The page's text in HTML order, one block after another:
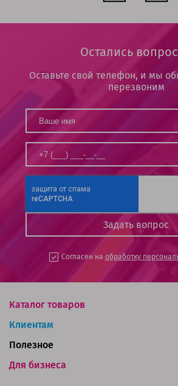
Остались
Оставьте свой телефон, и мы
перезвоним
Согласен на обработку
Каталог товаров
Клиентам
Для бизнеса
Полезное